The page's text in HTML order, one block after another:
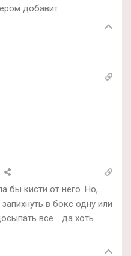
добавит….
бы кисти от него. Но,
в бокс одну или
все .. да хоть